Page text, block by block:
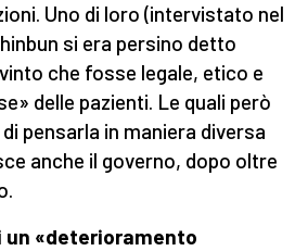
Uno di loro (intervistato nel
si era persino detto
che fosse legale, etico e
delle pazienti. Le quali però
pensarla in maniera diversa
anche il governo, dopo oltre
un «deterioramento